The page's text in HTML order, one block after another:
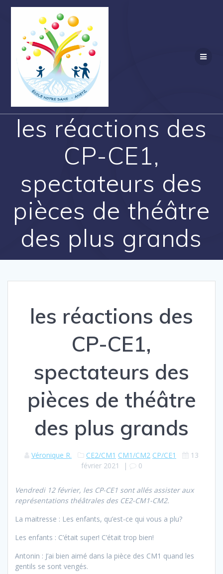
les réactions des
CP-CE1,
spectateurs des
pièces de théâtre
des plus grands
les réactions des
CP-CE1,
spectateurs des
pièces de théâtre
des plus grands
Véronique R. CE2/CM1 CM1/CM2 CP/CE1
13
février 2021
| 0
Vendredi 12 février, les CP-CE1 sont allés assister aux
représentations théâtrales des CE2-CM1-CM2.
La maitresse : Les enfants, qu’est-ce qui vous a plu?
Les enfants : C’était super! C’était trop bien!
Antonin : J’ai bien aimé dans la pièce des CM1 quand les
gentils se sont vengés.